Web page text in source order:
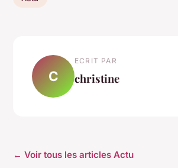
C
ECRIT PAR
christine
← Voir tous les articles Actu